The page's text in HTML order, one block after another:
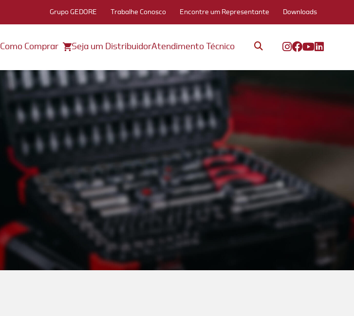
Grupo GEDORE Trabalhe Conosco Encontre um Representante Downloads
Como Comprar Seja um DistribuidorAtendimento Técnico